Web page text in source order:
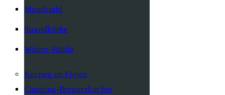
Mondstuhl
Strandkörbe
Winter-Stühle
Kochen im Freien
Camping-Brennerkocher